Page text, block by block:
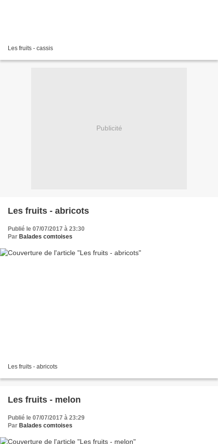
Les fruits - cassis
Publicité
Les fruits - abricots
Publié le 07/07/2017 à 23:30
Par Balades comtoises
Les fruits - abricots
Les fruits - melon
Publié le 07/07/2017 à 23:29
Par Balades comtoises